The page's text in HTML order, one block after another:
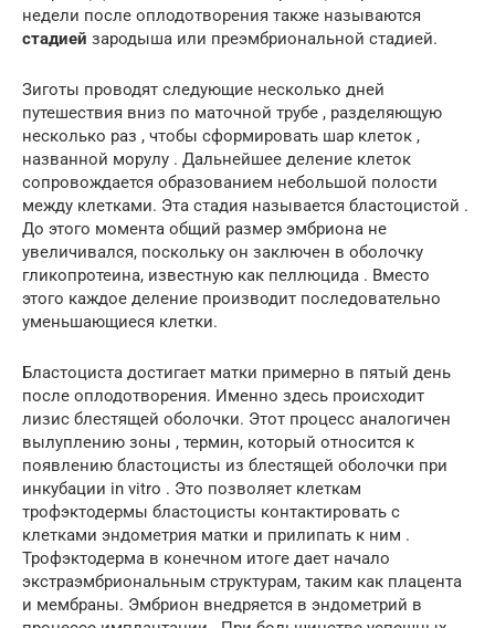
недели после оплодотворения также называются
стадией зародыша или преэмбриональной стадией.
Зиготы проводят следующие несколько дней
путешествия вниз по маточной трубе , разделяющую
несколько раз , чтобы сформировать шар клеток ,
названной морулу . Дальнейшее деление клеток
сопровождается образованием небольшой полости
между клетками. Эта стадия называется бластоцистой .
До этого момента общий размер эмбриона не
увеличивался, поскольку он заключен в оболочку
гликопротеина, известную как пеллюцида . Вместо
этого каждое деление производит последовательно
уменьшающиеся клетки.
Бластоциста достигает матки примерно в пятый день
после оплодотворения. Именно здесь происходит
лизис блестящей оболочки. Этот процесс аналогичен
вылуплению зоны , термин, который относится к
появлению бластоцисты из блестящей оболочки при
инкубации in vitro . Это позволяет клеткам
трофэктодермы бластоцисты контактировать с
клетками эндометрия матки и прилипать к ним .
Трофэктодерма в конечном итоге дает начало
экстраэмбриональным структурам, таким как плацента
и мембраны. Эмбрион внедряется в эндометрий в